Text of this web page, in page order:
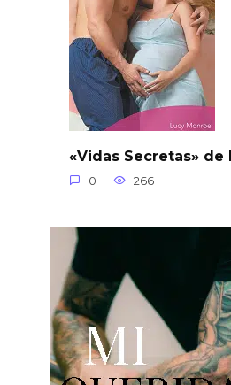
«Vidas Secretas» de
0 266